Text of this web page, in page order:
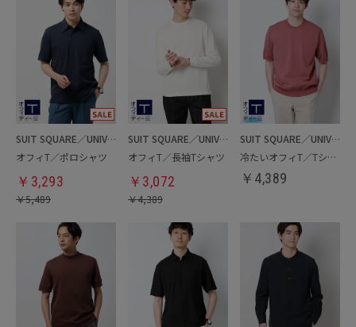
SUIT SQUARE／UNIVERSAL LANGUAGE
オフィT／ポロシャツ
￥ 3,293
￥5,489
SUIT SQUARE／UNIVERSAL LANGUAGE
オフィT／長袖Tシャツ
￥ 3,072
￥4,389
SUIT SQUARE／UNIVERSAL LANGUAGE
冷たいオフィT／Tシャツ
￥ 4,389